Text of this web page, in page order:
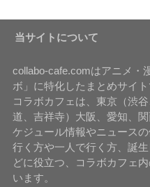
当サイトについて
collabo-cafe.comはアニメ・
ボ」に特化したまとめサイト
コラボカフェは、東京（渋
道、吉祥寺）大阪、愛知、
ケジュール情報やニュース
行く方や一人で行く方、誕
どに役立つ、コラボカフェ
います。